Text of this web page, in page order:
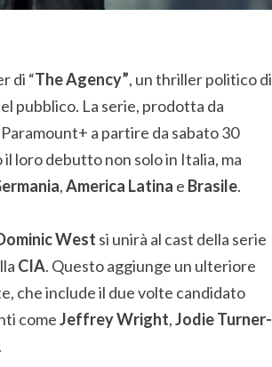
di “The Agency”, un thriller politico di
pubblico. La serie, prodotta da
a partire da sabato 30
loro debutto non solo in Italia, ma
,America Latina e Brasile.
West si unirà al cast della serie
CIA. Questo aggiunge un ulteriore
che include il due volte candidato
comeJeffrey Wright,Jodie Turner-